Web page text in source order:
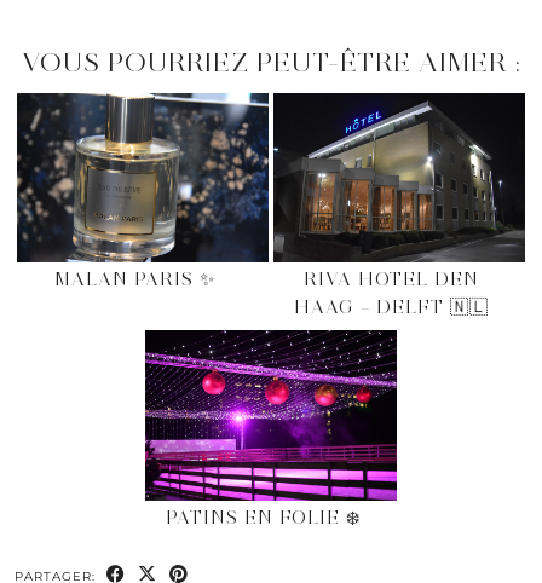
VOUS POURRIEZ PEUT-ÊTRE AIMER :
MALAN PARIS ✨
RIVA HOTEL DEN
HAAG – DELFT 🇳🇱
PATINS EN FOLIE ❄️
PARTAGER: